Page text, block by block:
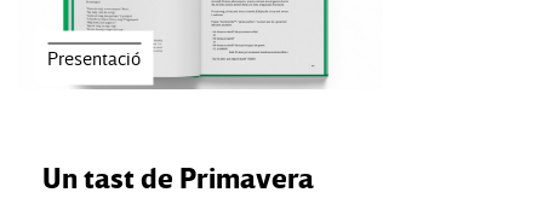
Presentació
Un tast de Primavera